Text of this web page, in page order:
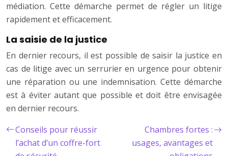
médiation. Cette démarche permet de régler un litige
rapidement et efficacement.
La saisie de la justice
En dernier recours, il est possible de saisir la justice en
cas de litige avec un serrurier en urgence pour obtenir
une réparation ou une indemnisation. Cette démarche
est à éviter autant que possible et doit être envisagée
en dernier recours.
Conseils pour réussir
l’achat d’un coffre-fort
Chambres fortes :
usages, avantages et